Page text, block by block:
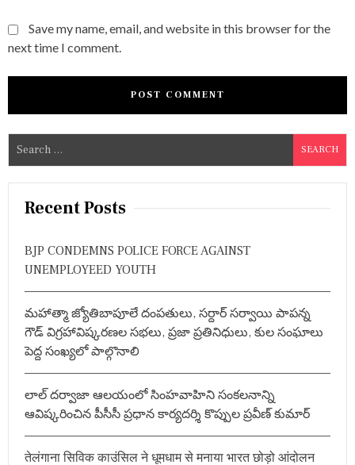
Save my name, email, and website in this browser for the
next time I comment.
a
Recent Posts
BJP CONDEMNS POLICE FORCE AGAINST
UNEMPLOYEED YOUTH
మహాత్మా జ్యోతిబాపూలే దంపతులు, సర్దార్ సర్వాయి పాపన్న
గౌడ్ విగ్రహావిష్కరణల సభలు, ప్రజా ప్రతినిధులు, కుల సంఘాలు
పెద్ద సంఖ్యలో పాల్గొనాలి
లాల్ దర్వాజా ఆలయంలో సింహవాహిని సంకలనాన్ని
ఆవిష్కరించిన పీసీసీ ప్రధాన కార్యదర్శి కొప్పుల ప్రవీణ్ కుమార్
तेलंगाना सिविक काउंसिल ने धूमधाम से मनाया भारत छोड़ो आंदोलन